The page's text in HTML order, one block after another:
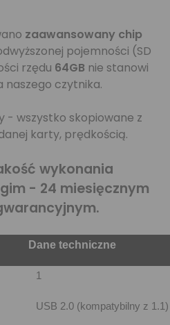
zaawansowany chip
pojemności (SD
rzędu 64GB nie stanowi
naszego czytnika.
- wszystko skopiowane z
karty, prędkością.
wykonania
- 24 miesięcznym
Dane techniczne
1
USB 2.0 (kompatybilny z 1.1)